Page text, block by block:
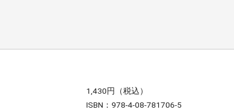
1,430円（税込）
ISBN：978-4-08-781706-5